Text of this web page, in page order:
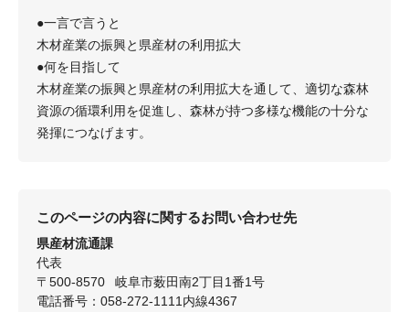
●一言で言うと
木材産業の振興と県産材の利用拡大
●何を目指して
木材産業の振興と県産材の利用拡大を通して、適切な森林
資源の循環利用を促進し、森林が持つ多様な機能の十分な
発揮につなげます。
このページの内容に関するお問い合わせ先
県産材流通課
代表
〒500-8570
岐阜市薮田南2丁目1番1号
電話番号：058-272-1111内線4367